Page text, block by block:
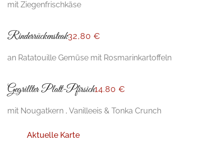
mit Ziegenfrischkäse
Rinderrückensteak32,80 €
an Ratatouille Gemüse mit Rosmarinkartoffeln
Gegrillter Platt-Pfirsich14.80 €
mit Nougatkern , Vanilleeis & Tonka Crunch
Aktuelle Karte